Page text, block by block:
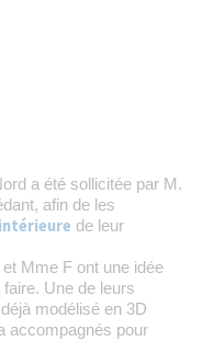
a été sollicitée par M.
afin de les
de leur
et Mme F ont une idée
Une de leurs
modélisé en 3D
accompagnés pour